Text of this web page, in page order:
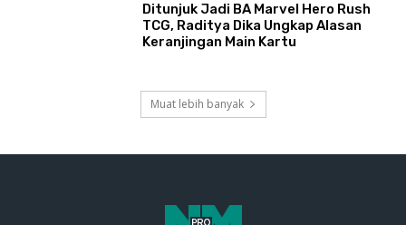
Ditunjuk Jadi BA Marvel Hero Rush
TCG, Raditya Dika Ungkap Alasan
Keranjingan Main Kartu
Muat lebih banyak